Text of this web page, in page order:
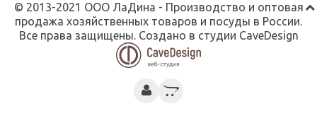
© 2013-2021 ООО ЛаДина - Производство и оптовая
продажа хозяйственных товаров и посуды в России.
Все права защищены. Создано в студии CaveDesign